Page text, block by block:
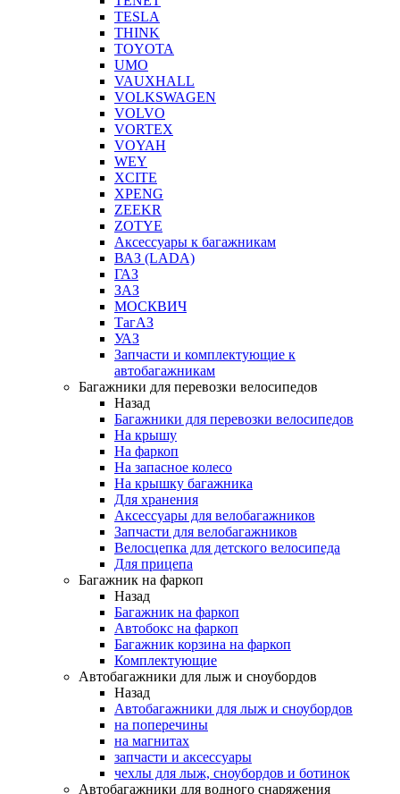
TESLA
THINK
TOYOTA
UMO
VAUXHALL
VOLKSWAGEN
VOLVO
VORTEX
VOYAH
WEY
XCITE
XPENG
ZEEKR
ZOTYE
Аксессуары к багажникам
ВАЗ (LADA)
ГАЗ
ЗАЗ
МОСКВИЧ
ТагАЗ
УАЗ
Запчасти и комплектующие к
автобагажникам
Багажники для перевозки велосипедов
Назад
Багажники для перевозки велосипедов
На крышу
На фаркоп
На запасное колесо
На крышку багажника
Для хранения
Аксессуары для велобагажников
Запчасти для велобагажников
Велосцепка для детского велосипеда
Для прицепа
Багажник на фаркоп
Назад
Багажник на фаркоп
Автобокс на фаркоп
Багажник корзина на фаркоп
Комплектующие
Автобагажники для лыж и сноубордов
Назад
Автобагажники для лыж и сноубордов
на поперечины
на магнитах
запчасти и аксессуары
чехлы для лыж, сноубордов и ботинок
Автобагажники для водного снаряжения